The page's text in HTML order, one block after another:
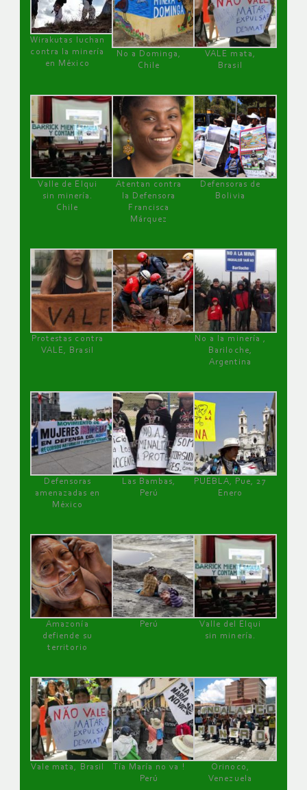
Wirakutas luchan
contra la minería
en México
No a Dominga,
Chile
VALE mata,
Brasil
Valle de Elqui
sin minería.
Chile
Atentan contra
la Defensora
Francisca
Márquez
Defensoras de
Bolivia
Protestas contra
VALE, Brasil
No a la minería ,
Bariloche,
Argentina
Defensoras
amenazadas en
México
Las Bambas,
Perú
PUEBLA, Pue, 27
Enero
Amazonía
defiende su
territorio
Perú
Valle del Elqui
sin minería.
Vale mata, Brasil
Tía María no va !
Perú
Orinoco,
Venezuela